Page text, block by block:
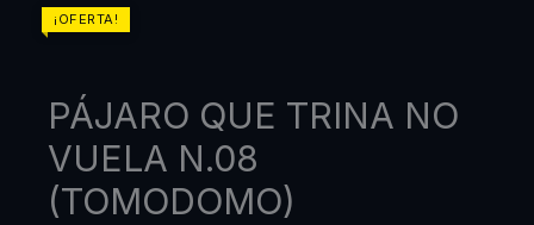
¡OFERTA!
PÁJARO QUE TRINA NO
VUELA N.08
(TOMODOMO)
original
era:
$56.900.
actual
es:
PÁJARO
QUE
NO
VUELA
N.08
(TOMODOMO)